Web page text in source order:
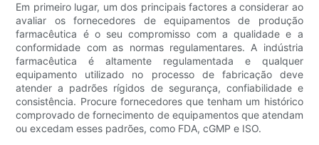
Em primeiro lugar, um dos principais factores a considerar ao
avaliar os fornecedores de equipamentos de produção
farmacêutica é o seu compromisso com a qualidade e a
conformidade com as normas regulamentares. A indústria
farmacêutica é altamente regulamentada e qualquer
equipamento utilizado no processo de fabricação deve
atender a padrões rígidos de segurança, confiabilidade e
consistência. Procure fornecedores que tenham um histórico
comprovado de fornecimento de equipamentos que atendam
ou excedam esses padrões, como FDA, cGMP e ISO.